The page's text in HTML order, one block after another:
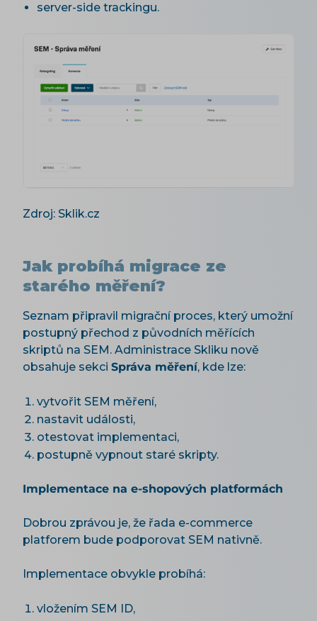
server-side trackingu.
Zdroj: Sklik.cz
Jak probíhá migrace ze
starého měření?
Seznam připravil migrační proces, který umožní
postupný přechod z původních měřících
skriptů na SEM. Administrace Skliku nově
obsahuje sekci Správa měření, kde lze:
vytvořit SEM měření,
nastavit události,
otestovat implementaci,
postupně vypnout staré skripty.
Implementace na e-shopových platformách
Dobrou zprávou je, že řada e-commerce
platforem bude podporovat SEM nativně.
Implementace obvykle probíhá:
vložením SEM ID,